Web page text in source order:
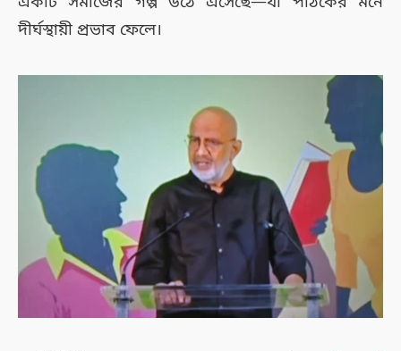
দীর্ঘস্থায়ী প্রভাব ফেলে।